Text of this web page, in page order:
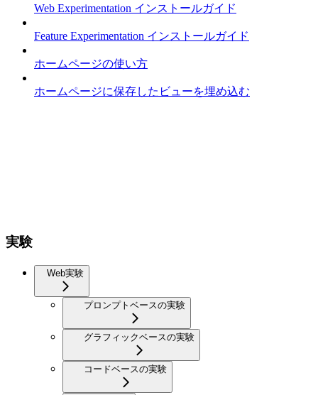
Web Experimentation インストールガイド
Feature Experimentation インストールガイド
ホームページの使い方
ホームページに保存したビューを埋め込む
実験
Web実験
プロンプトベースの実験
グラフィックベースの実験
コードベースの実験